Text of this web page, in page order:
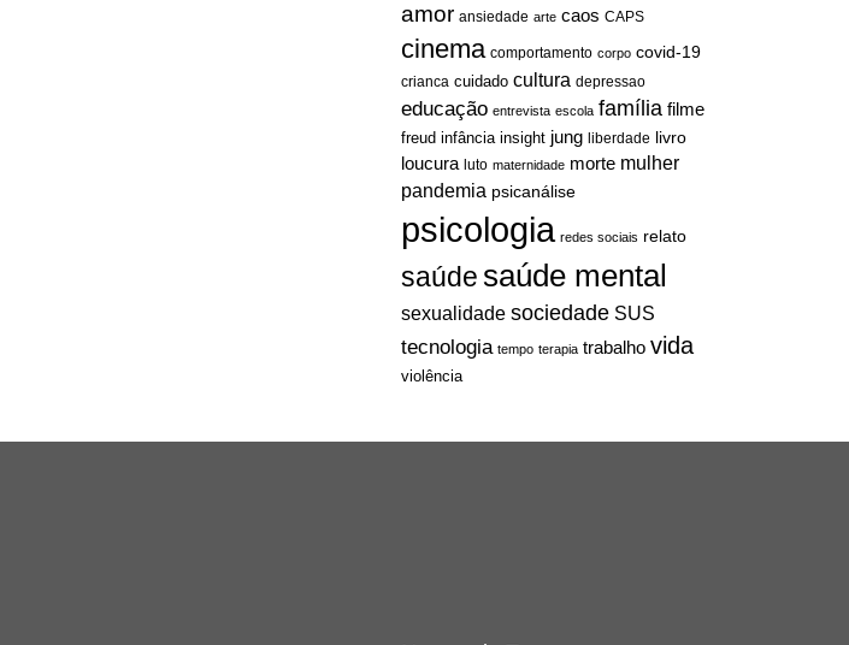
amor ansiedade arte caos CAPS
cinema comportamento corpo covid-19
crianca cuidado cultura depressao
educação entrevista escola família filme
freud infância insight jung liberdade livro
loucura luto maternidade morte mulher
pandemia psicanálise
psicologia redes sociais relato
saúdesaúde mental
sexualidade sociedade SUS
tecnologia tempo terapia trabalho vida
violência